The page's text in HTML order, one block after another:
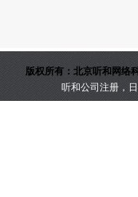
版权所有：北京听和网
，美国，英国，